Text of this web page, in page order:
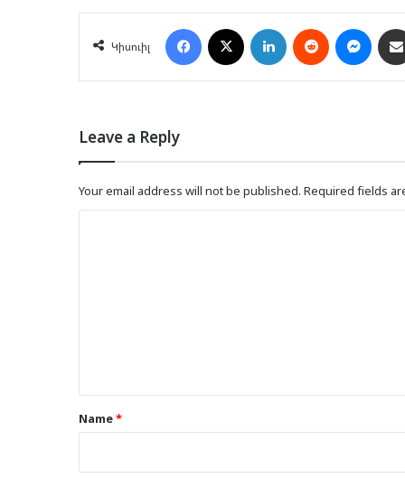
Կիսուիլ
Facebook LinkedIn Reddit
Leave a Reply
Your email address will not be published. Required fields
*Name*